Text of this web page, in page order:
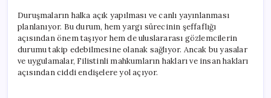
Duruşmaların halka açık yapılması ve canlı yayınlanması
planlanıyor. Bu durum, hem yargı sürecinin şeffaflığı
açısından önem taşıyor hem de uluslararası gözlemcilerin
durumu takip edebilmesine olanak sağlıyor. Ancak bu yasalar
ve uygulamalar, Filistinli mahkumların hakları ve insan hakları
açısından ciddi endişelere yol açıyor.